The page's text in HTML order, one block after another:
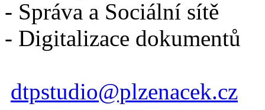
- Správa a Sociální sítě
- Digitalizace dokumentů
dtpstudio@plzenacek.cz